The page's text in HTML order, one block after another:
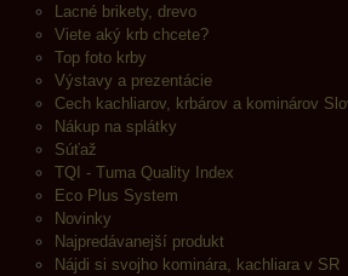
Lacné brikety, drevo
Viete aký krb chcete?
Top foto krby
Výstavy a prezentácie
Cech kachliarov, krbárov a kominárov
Nákup na splátky
Súťaž
TQI - Tuma Quality Index
Eco Plus System
Novinky
Najpredávanejší produkt
Nájdi si svojho kominára, kachliara v SR